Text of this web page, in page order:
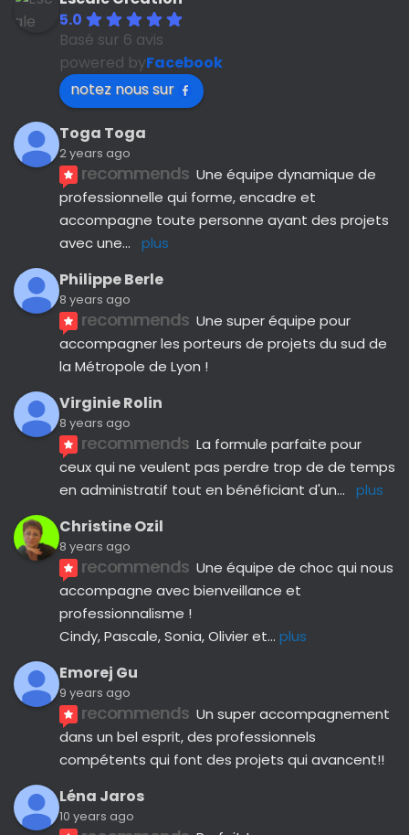
5.0
Basé sur 6 avis
powered byFacebook
notez nous sur
Toga Toga
2 years ago
recommends Une équipe dynamique de
professionnelle qui forme, encadre et
accompagne toute personne ayant des projets
avec une... plus
Philippe Berle
8 years ago
recommends Une super équipe pour
accompagner les porteurs de projets du sud de
la Métropole de Lyon !
Virginie Rolin
8 years ago
recommends La formule parfaite pour
ceux qui ne veulent pas perdre trop de de temps
en administratif tout en bénéficiant d'un... plus
Christine Ozil
8 years ago
recommends Une équipe de choc qui nous
accompagne avec bienveillance et
professionnalisme !
Cindy, Pascale, Sonia, Olivier et... plus
Emorej Gu
9 years ago
recommends Un super accompagnement
dans un bel esprit, des professionnels
compétents qui font des projets qui avancent!!
Léna Jaros
10 years ago